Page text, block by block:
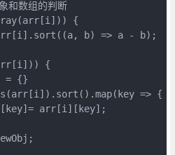
和数组的判断
{
b) => a - b);
{
= {}
=> {
arr[i][key];